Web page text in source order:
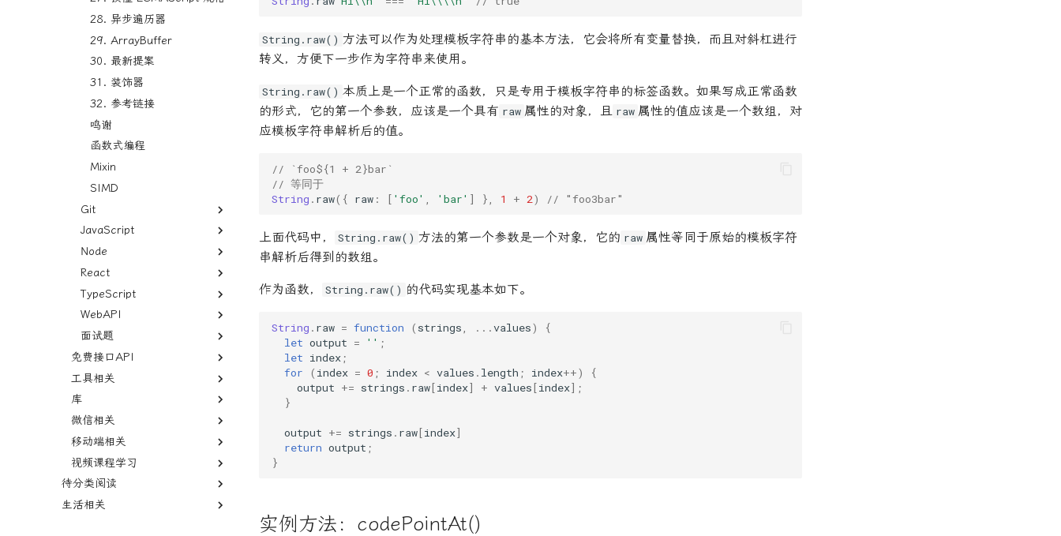
28. 异步遍历器
29. ArrayBuffer
30. 最新提案
31. 装饰器
32. 参考链接
鸣谢
函数式编程
Mixin
SIMD
Git
Git
分支
内部实现
Git的操作
参考链接
标签
Commands
git add
git cat-file
git checkout
git cherry-pick
git clone
git commit-tree
JavaScript
前言
01.入门篇
1.1 导论
1.2 JavaScript 语言的历
史
1.3 JavaScript 的基本语
法
02.数据类型
2.1 数据类型概述
2.2 null, undefined 和布
尔值
2.3 数值
2.5 对象
2.6 函数
2.7 数组
03.运算符
3.1 算术运算符
3.2 比较运算符
3.3 布尔运算符
3.5 其他运算符，运算顺
序
04.语法专题
4.1 数据类型的转换
4.2 错误处理机制
4.4 console 对象与控制
台
05.标准库
5.2 Object 对象
5.11 JSON 对象
5.2 属性描述对象
5.3 Array 对象
5.4 包装对象
5.5 Boolean 对象
06.面向对象编程
6.1 实例对象与 new 命令
6.2 this 关键字
6.3 对象的继承
6.4 Object 对象的相关方
法
6.5 严格模式
7.1 异步操作概述
7.2 定时器
7.3 Promise 对象
08.DOM
8.1 DOM 概述
8.2 Node 接口
8.3 NodeList 接口，
HTMLCollection 接口
09.事件
9.1 EventTarget 接口
9.2 事件模型
9.3 Event 对象
10.浏览器模型
10.1浏览器环境概述
10.2 window 对象
11.附录：网页元素接口
11.1 <a> 元素
Node
fs 模块
Promise
Node 的 REPL 环境
定时器
Module
this 变量
Npm
安装
npm exec 命令
npm init 命令
npm link 命令
npm tag
cluster 模块
events 模块
http 模块
os 模块
process 对象
React
React 概述
组件
基本概念
Context的用法
CSS
GraphQL的用法
JSX 语法
生命周期方法
React-Router
ReactDOM
TypeScript
1. TypeScript 语言简介
2. TypeScript 基本用法
3. any 类型，unknown 类
型，never 类型
5. TypeScript 的数组类型
6. TypeScript 的元组类型
7. TypeScript 的 symbol
类型
8. TypeScript 的函数类型
9. TypeScript 的对象类型
WebAPI
Canvas API
剪贴板操作 Clipboard API
教程
FontFace API
FormData 对象
Geolocation API
Headers 对象
IntersectionObserver
面试题
关于
1. HTML相关
3. JavaScript相关
4. ES6相关
5. TS 相关
6. 小程序公众号相关
7.Vue相关
免费接口API
免费接口API
工具相关
Prettier 与 Linter
库
DataV
说明
Less
less和less-loader版本问题
Swiper
vue2使用Swiper
暂停轮播
Uniapp
关于
Vue awesome swiper
微信相关
公众号
微信公众号
小程序
关于
1.教程相关
移动端相关
Nuxt3使用vconsole
vConsole - 移动端开发调试利
器
视频课程学习
Vue3课程
说明
三小时快速上手TypeScript
待分类阅读
谁也成为不了中国的 YouTube
生活相关
String.raw() 方法可以作为处理模板字符串的基本方法，它会将所有变量替换，而且对斜杠进行
转义，方便下一步作为字符串来使用。
String.raw() 本质上是一个正常的函数，只是专用于模板字符串的标签函数。如果写成正常函数
的形式，它的第一个参数，应该是一个具有 raw 属性的对象，且 raw 属性的值应该是一个数组，对
应模板字符串解析后的值。
// `foo${1 + 2}bar`
// 等同于
String . raw({ raw : [ 'foo' 'bar' ] }, 1 + 2) // "foo3bar"
上面代码中， String.raw() 方法的第一个参数是一个对象，它的 raw 属性等同于原始的模板字符
串解析后得到的数组。
作为函数， String.raw() 的代码实现基本如下。
String . raw = function ( strings ...values)
{
let output = '' ;
let index ;
for
( index = 0 ; index < values . length ; index++)
{
output += strings . raw[index] + values[index];
}
output += strings . raw[index]
return output ;
}
实例方法：codePointAt()